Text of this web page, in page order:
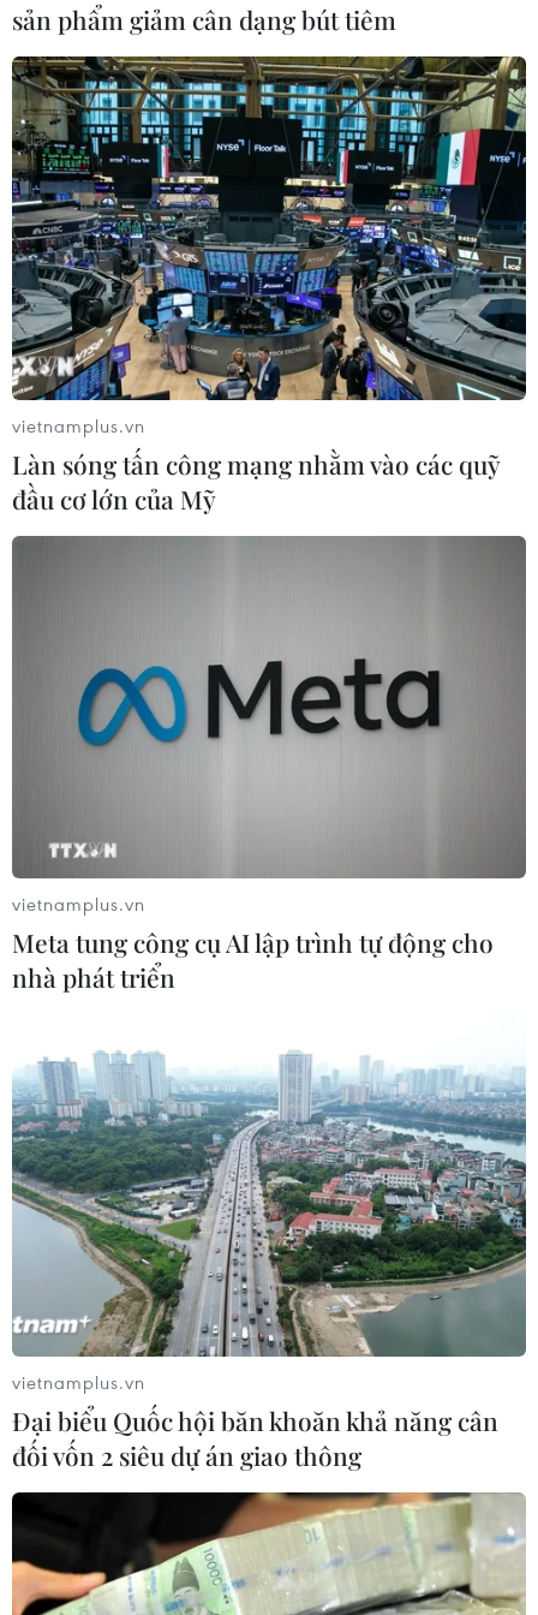
#máy bay rơi #China Eastern Airlines
#hộp đen
#Boeing 737
#Quảng Tây
#mảnh vỡ động cơ
Trung Quốc
Theo dõi VietnamPlus
người sống sót vụ rơi máy bay
22/03/2022 14:52
Giám đốc Văn phòng an toàn hàng không Trung Quốc
thông báo chưa tìm thấy người nào sống sót tại hiện
trường vụ rơi máy bay Boeing 737 của hãng hàng không
China Eastern Airlines.
sản phẩm giảm cân dạng bút tiêm
vietnamplus.vn
Làn sóng tấn công mạng nhằm vào các quỹ
đầu cơ lớn của Mỹ
vietnamplus.vn
Meta tung công cụ AI lập trình tự động cho
nhà phát triển
vietnamplus.vn
Đại biểu Quốc hội băn khoăn khả năng cân
đối vốn 2 siêu dự án giao thông